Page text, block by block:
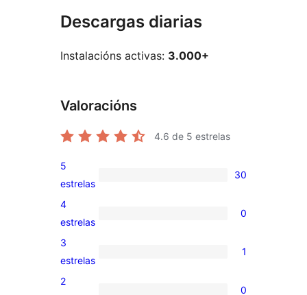
Descargas diarias
Instalacións activas: 3.000+
Valoracións
4.6 de 5 estrelas
30
valoracións
de
5
estrelas
30
0
valoracións
de
4
estrelas
0
1
valoración
3
estrelas
1
2
0